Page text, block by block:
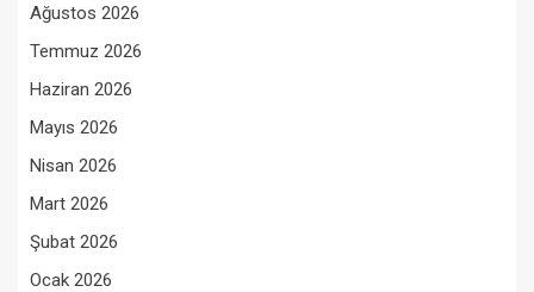
Ağustos 2026
Temmuz 2026
Haziran 2026
Mayıs 2026
Nisan 2026
Mart 2026
Şubat 2026
Ocak 2026